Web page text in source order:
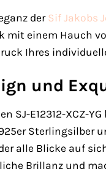
der Sif Jakobs
mit einem Hauch
Ihres
und
SJ-E12312-
Sterlingsilber
alle Blicke auf
Brillanz und